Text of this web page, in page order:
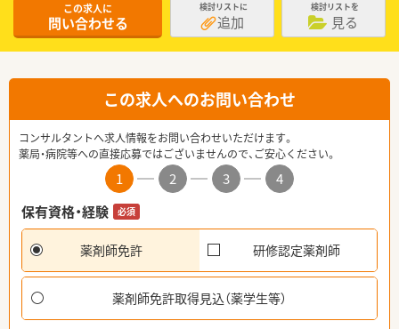
この求人に
問い合わせる
検討リストに
追加
検討リストを
見る
この求人へのお問い合わせ
コンサルタントへ求人情報をお問い合わせいただけます。
薬局・病院等への直接応募ではございませんので、ご安心ください。
1 2 3
4
保有資格・経験
必須
薬剤師免許 研修認定薬剤師
薬剤師免許取得見込（薬学生等）